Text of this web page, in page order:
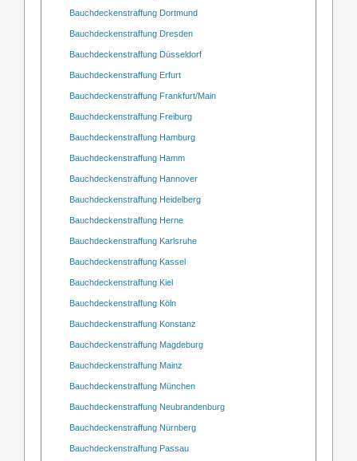
Bauchdeckenstraffung Dortmund
Bauchdeckenstraffung Dresden
Bauchdeckenstraffung Düsseldorf
Bauchdeckenstraffung Erfurt
Bauchdeckenstraffung Frankfurt/Main
Bauchdeckenstraffung Freiburg
Bauchdeckenstraffung Hamburg
Bauchdeckenstraffung Hamm
Bauchdeckenstraffung Hannover
Bauchdeckenstraffung Heidelberg
Bauchdeckenstraffung Herne
Bauchdeckenstraffung Karlsruhe
Bauchdeckenstraffung Kassel
Bauchdeckenstraffung Kiel
Bauchdeckenstraffung Köln
Bauchdeckenstraffung Konstanz
Bauchdeckenstraffung Magdeburg
Bauchdeckenstraffung Mainz
Bauchdeckenstraffung München
Bauchdeckenstraffung Neubrandenburg
Bauchdeckenstraffung Nürnberg
Bauchdeckenstraffung Passau